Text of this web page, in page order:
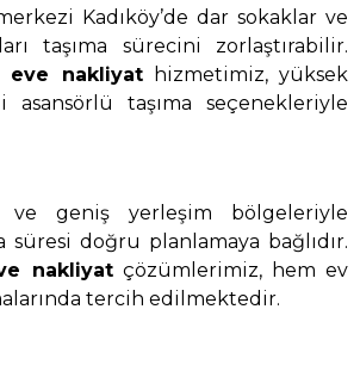
Kadıköy’de dar sokaklar ve
taşıma sürecini zorlaştırabilir.
eve nakliyathizmetimiz, yüksek
asansörlü taşıma seçenekleriyle
ve geniş yerleşim bölgeleriyle
süresi doğru planlamaya bağlıdır.
nakliyatçözümlerimiz, hem ev
tercih edilmektedir.